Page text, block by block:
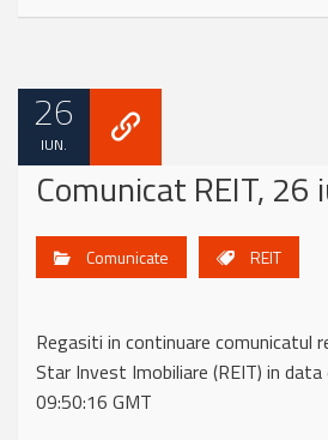
26
IUN.
Comunicat REIT, 26
Comunicate REIT
Regasiti in continuare comunicatul
Star Invest Imobiliare (REIT) in
09:50:16 GMT